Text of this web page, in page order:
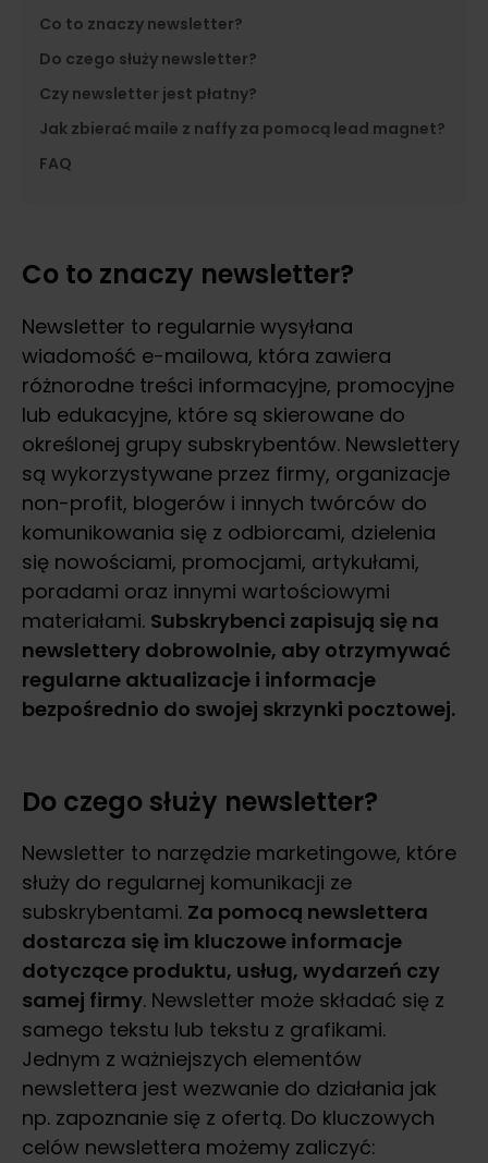
Co to znaczy newsletter?
Do czego służy newsletter?
Czy newsletter jest płatny?
Jak zbierać maile z naffy za pomocą lead magnet?
FAQ
Co to znaczy newsletter?
Newsletter to regularnie wysyłana
wiadomość e-mailowa, która zawiera
różnorodne treści informacyjne, promocyjne
lub edukacyjne, które są skierowane do
określonej grupy subskrybentów. Newslettery
są wykorzystywane przez firmy, organizacje
non-profit, blogerów i innych twórców do
komunikowania się z odbiorcami, dzielenia
się nowościami, promocjami, artykułami,
poradami oraz innymi wartościowymi
materiałami. Subskrybenci zapisują się na
newslettery dobrowolnie, aby otrzymywać
regularne aktualizacje i informacje
bezpośrednio do swojej skrzynki pocztowej.
Do czego służy newsletter?
Newsletter to narzędzie marketingowe, które
służy do regularnej komunikacji ze
subskrybentami. Za pomocą newslettera
dostarcza się im kluczowe informacje
dotyczące produktu, usług, wydarzeń czy
samej firmy. Newsletter może składać się z
samego tekstu lub tekstu z grafikami.
Jednym z ważniejszych elementów
newslettera jest wezwanie do działania jak
np. zapoznanie się z ofertą. Do kluczowych
celów newslettera możemy zaliczyć: